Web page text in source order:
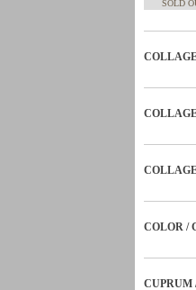
SOLD
COLOR /
CUPRUM